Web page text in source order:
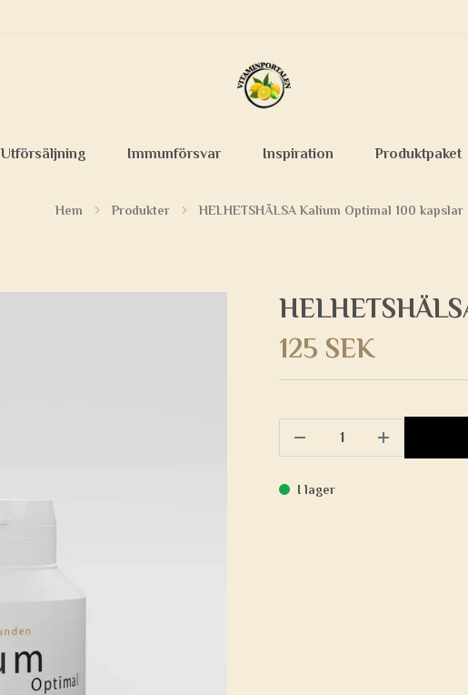
Utförsäljning Immunförsvar Inspiration Produktpaket
Hem Produkter HELHETSHÄLSA Kalium Optimal 100 kapslar
125 SEK
I lager